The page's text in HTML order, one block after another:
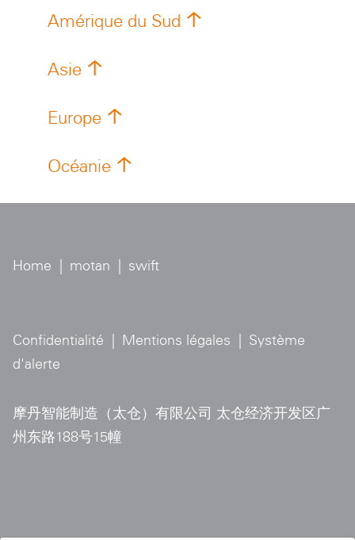
Amérique du Sud
Asie
Europe
Océanie
Home motan swift
Confidentialité Mentions légales
Système
d'alerte
摩丹智能制造（太仓）有限公司 太仓经济开发区广
州东路188号15幢